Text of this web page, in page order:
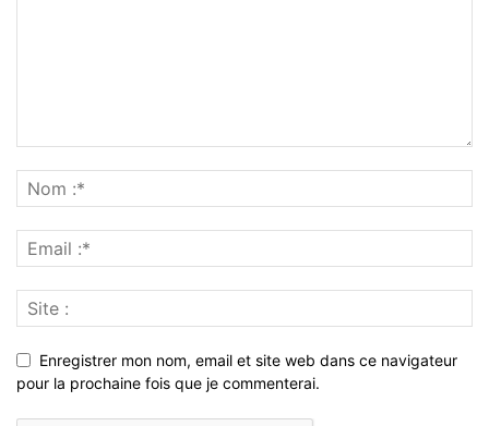
Enregistrer mon nom, email et site web dans ce navigateur
pour la prochaine fois que je commenterai.